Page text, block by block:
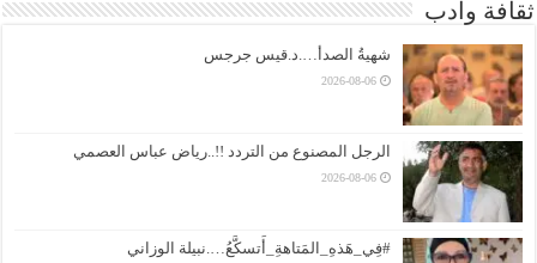
ثقافة وادب
شهيةُ الصدأ….د.قيس جرجس
2026-08-06
الرجل المصنوع من التردد !!..رياض عباس العصمي
2026-08-06
#فِي_هَذهِ_المَتاهةِ_أَتسكَّعُ….نبيلة الوزاني